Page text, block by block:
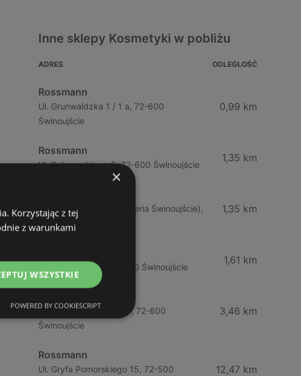
Inne sklepy Kosmetyki w pobliżu
ADRES ODLEGŁOŚĆ
Rossmann
Ul. Grunwaldzka 1 / 1 a, 72-600
Świnoujście
0,99 km
Rossmann
Ul. Dąbrowskiego 5, 72-600 Świnoujście
1,35 km
Ul. Dąbrowskiego 5 (Galeria Świnoujście),
72-600 Świnoujście
1,35 km
Ul. Kościuszki 15, 72-600 Świnoujście
1,61 km
Ul. Wojska Polskiego 97, 72-600
Świnoujście
3,46 km
Rossmann
Ul. Gryfa Pomorskiego 15, 72-500
12,47 km
×
Korzystając z tej
z warunkami
WSZYSTKIE
POWERED BY COOKIESCRIPT